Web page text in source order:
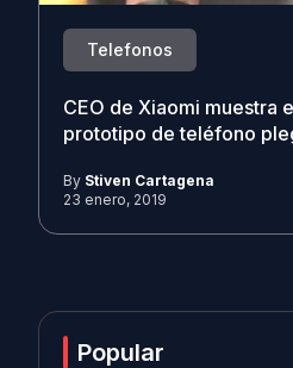
Telefonos
CEO de Xiaomi muestra
prototipo de teléfono
By Stiven Cartagena
23 enero, 2019
Popular